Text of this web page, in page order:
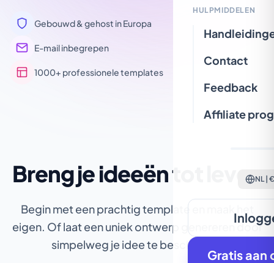
HULPMIDDELEN
Contact
Feedback
Affiliate
NL | €
Gratis aan
Gebouwd & gehost in Europa
E-mail inbegrepen
1000+ professionele templates
Breng je ideeën tot leven
Begin met een prachtig template en maak het
eigen. Of laat een uniek ontwerp genererendoor
simpelweg je idee te beschrijven.